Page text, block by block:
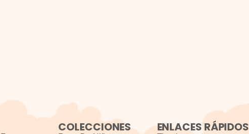
COLECCIONES ENLACES RÁPIDOS